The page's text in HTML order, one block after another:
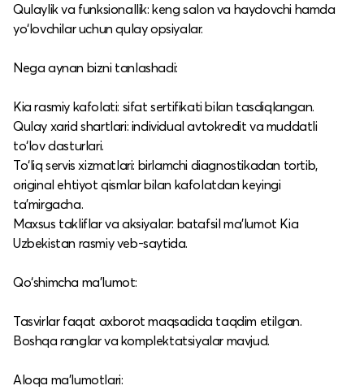
Qulaylik va funksionallik: keng salon va haydovchi hamda
yo‘lovchilar uchun qulay opsiyalar.​
Nega aynan bizni tanlashadi:
Kia rasmiy kafolati: sifat sertifikati bilan tasdiqlangan.​
Qulay xarid shartlari: individual avtokredit va muddatli
to‘lov dasturlari.​
To‘liq servis xizmatlari: birlamchi diagnostikadan tortib,
original ehtiyot qismlar bilan kafolatdan keyingi
ta’mirgacha.​
Maxsus takliflar va aksiyalar: batafsil ma’lumot Kia
Uzbekistan rasmiy veb-saytida.​
Qo‘shimcha ma’lumot:
Tasvirlar faqat axborot maqsadida taqdim etilgan.​
Boshqa ranglar va komplektatsiyalar mavjud.​
Aloqa ma’lumotlari: